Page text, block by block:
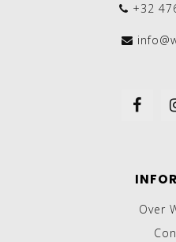
+32
Over